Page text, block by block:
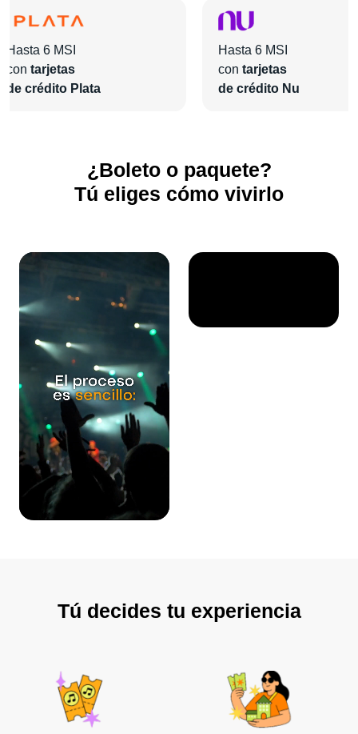
Hasta 6 MSI
con tarjetas
de crédito Plata
Hasta 6 MSI
con tarjetas
de crédito Nu
¿Boleto o paquete?
Tú eliges cómo vivirlo
Tú decides tu experiencia